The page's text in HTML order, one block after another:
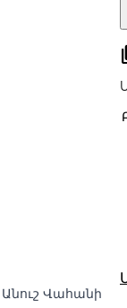
Վահանի